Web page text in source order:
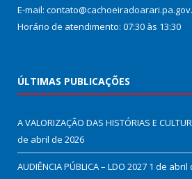
E-mail:
Horário de atendimento: 07:30 às 13:30
ÚLTIMAS PUBLICAÇÕES
A VALORIZAÇÃO DAS HISTÓRIAS E
de abril de 2026
AUDIÊNCIA PÚBLICA – LDO 2027 1 de abril